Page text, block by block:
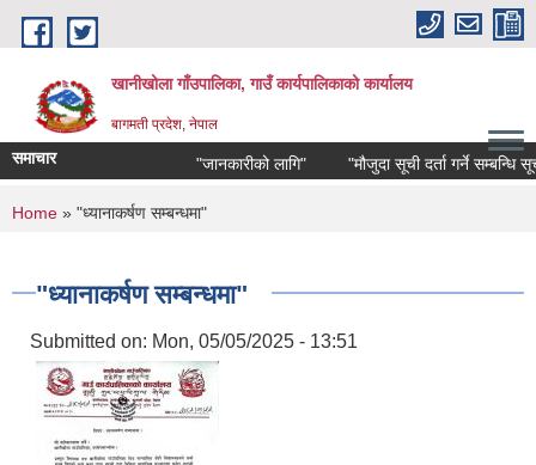
Skip to main content
खानीखोला गाँउपालिका, गाउँ कार्यपालिकाको कार्यालय
बागमती प्रदेश, नेपाल
समाचार "जानकारीको लागि" "मौजुदा सूची दर्ता गर्ने सम्बन्धि सूचना"
You are here
Home » "ध्यानाकर्षण सम्बन्धमा"
"ध्यानाकर्षण सम्बन्धमा"
Submitted on: Mon, 05/05/2025 - 13:51